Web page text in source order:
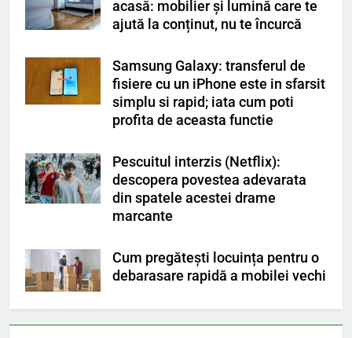
acasă: mobilier și lumină care te
ajută la conținut, nu te încurcă
Samsung Galaxy: transferul de
fisiere cu un iPhone este in sfarsit
simplu si rapid; iata cum poti
profita de aceasta functie
Pescuitul interzis (Netflix):
descopera povestea adevarata
din spatele acestei drame
marcante
Cum pregătești locuința pentru o
debarasare rapidă a mobilei vechi